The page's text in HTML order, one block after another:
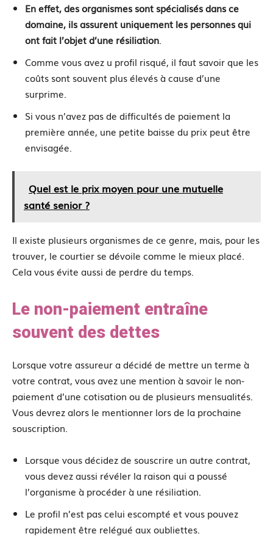
En effet, des organismes sont spécialisés dans ce
domaine, ils assurent uniquement les personnes qui
ont fait l’objet d’une résiliation.
Comme vous avez u profil risqué, il faut savoir que les
coûts sont souvent plus élevés à cause d’une
surprime.
Si vous n’avez pas de difficultés de paiement la
première année, une petite baisse du prix peut être
envisagée.
Quel est le prix moyen pour une mutuelle
santé senior ?
Il existe plusieurs organismes de ce genre, mais, pour les
trouver, le courtier se dévoile comme le mieux placé.
Cela vous évite aussi de perdre du temps.
Le non-paiement entraîne
souvent des dettes
Lorsque votre assureur a décidé de mettre un terme à
votre contrat, vous avez une mention à savoir le non-
paiement d’une cotisation ou de plusieurs mensualités.
Vous devrez alors le mentionner lors de la prochaine
souscription.
Lorsque vous décidez de souscrire un autre contrat,
vous devez aussi révéler la raison qui a poussé
l’organisme à procéder à une résiliation.
Le profil n’est pas celui escompté et vous pouvez
rapidement être relégué aux oubliettes.